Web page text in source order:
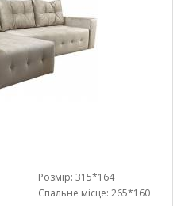
Розмір: 315*164
Спальне місце: 265*160